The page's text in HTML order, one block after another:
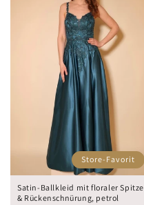
Store-Favorit
Satin-Ballkleid mit floraler Spitze
& Rückenschnürung, petrol